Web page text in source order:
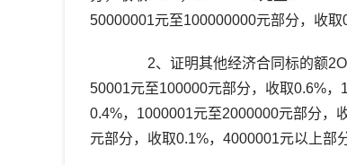
50000001元至100000000元部分，收取
2、证明其他经济合同标的额
50001元至100000元部分，收取0.6%
0.4%，1000001元至2000000元部分，
元部分，收取0.1%，4000001元以上部